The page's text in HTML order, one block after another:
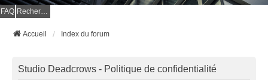
FAQ Rechercher
Accueil Index du forum
Studio Deadcrows - Politique de confidentialité